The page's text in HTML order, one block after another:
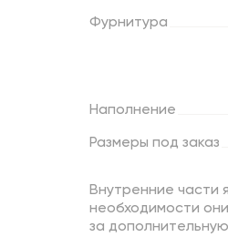
Фурнитура
Наполнение
Размеры под заказ
Внутренние части
необходимости
за